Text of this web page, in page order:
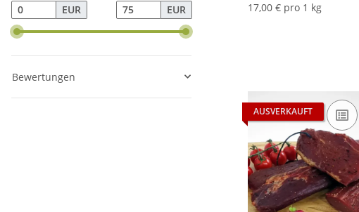
17,00 € pro 1 kg
AUSVERKAUFT
EUR
EUR
Bewertungen